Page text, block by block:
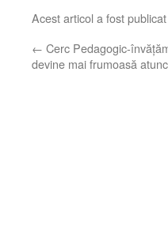
Acest articol a fost
← Cerc Pedagogic-
devine mai frumoasă